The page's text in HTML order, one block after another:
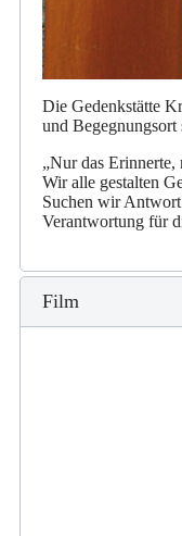
Die Gedenkstätte
und Begegnungsort
„Nur das Erinnerte,
Wir alle gestalten
Suchen wir
Verantwortung für
Film